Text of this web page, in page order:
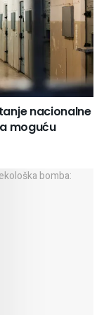
nacionalne
moguću